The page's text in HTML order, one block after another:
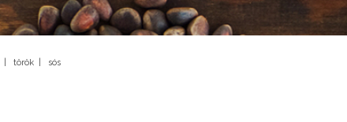
török sós